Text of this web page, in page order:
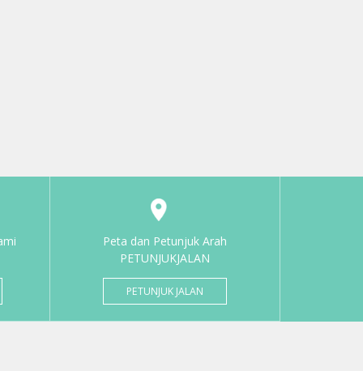
Peta dan Petunjuk Arah
PETUNJUKJALAN
PETUNJUK JALAN